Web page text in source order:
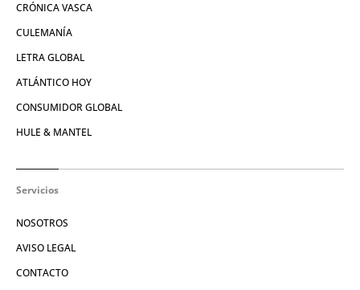
CRÓNICA VASCA
CULEMANÍA
LETRA GLOBAL
ATLÁNTICO HOY
CONSUMIDOR GLOBAL
HULE & MANTEL
Servicios
NOSOTROS
AVISO LEGAL
CONTACTO